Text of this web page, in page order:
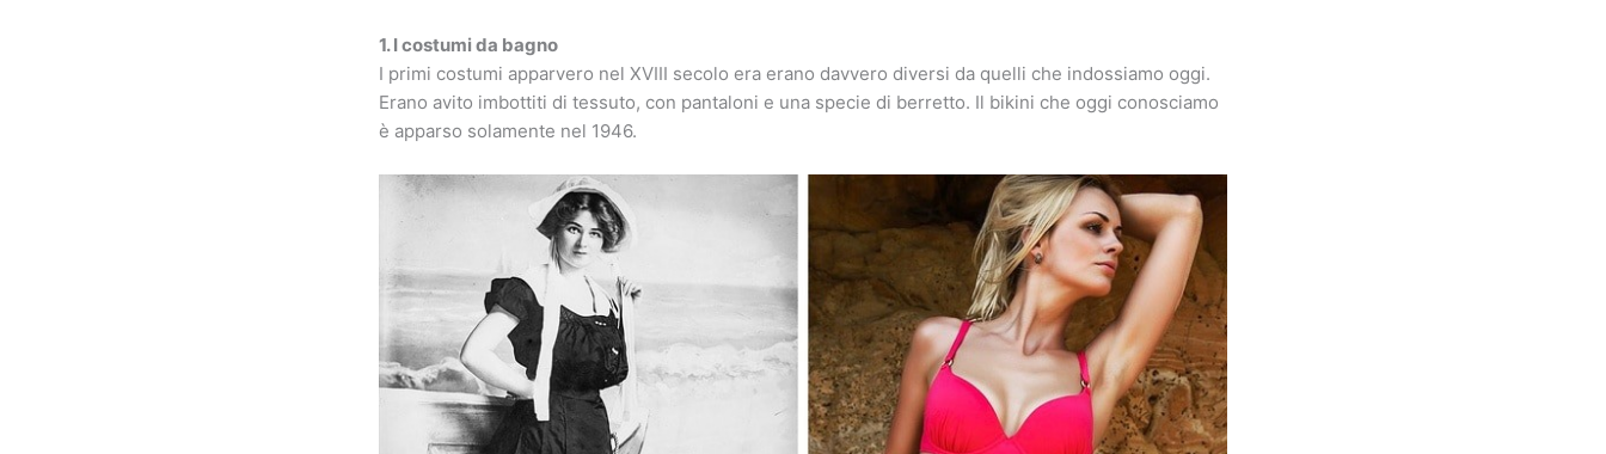
1. I costumi da bagno
I primi costumi apparvero nel XVIII secolo era erano davvero diversi da quelli che indossiamo oggi.
Erano avito imbottiti di tessuto, con pantaloni e una specie di berretto. Il bikini che oggi conosciamo
è apparso solamente nel 1946.